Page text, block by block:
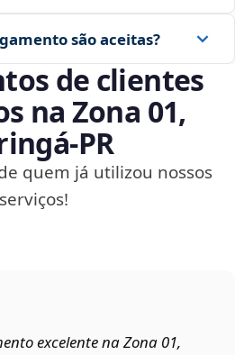
são aceitas?
de clientes
na Zona 01,
quem já utilizou nossos
serviços!
excelente na Zona 01,